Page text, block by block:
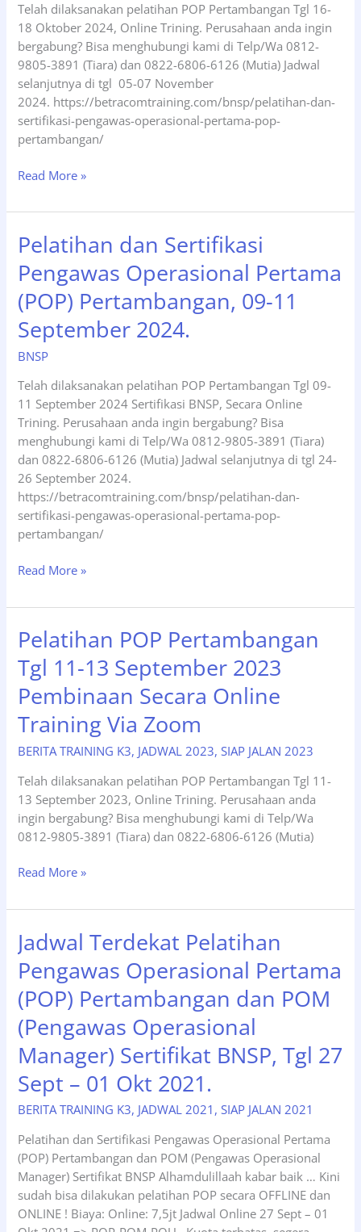
Telah dilaksanakan pelatihan POP Pertambangan Tgl 16-
18 Oktober 2024, Online Trining. Perusahaan anda ingin
bergabung? Bisa menghubungi kami di Telp/Wa 0812-
9805-3891 (Tiara) dan 0822-6806-6126 (Mutia) Jadwal
selanjutnya di tgl 05-07 November
2024. https://betracomtraining.com/bnsp/pelatihan-dan-
sertifikasi-pengawas-operasional-pertama-pop-
pertambangan/
POP
Tgl
18
Oktober
2024,
Online
Training
Read More »
Pelatihan dan Sertifikasi
Pengawas Operasional Pertama
(POP) Pertambangan, 09-11
September 2024.
BNSP
Telah dilaksanakan pelatihan POP Pertambangan Tgl 09-
11 September 2024 Sertifikasi BNSP, Secara Online
Trining. Perusahaan anda ingin bergabung? Bisa
menghubungi kami di Telp/Wa 0812-9805-3891 (Tiara)
dan 0822-6806-6126 (Mutia) Jadwal selanjutnya di tgl 24-
26 September 2024.
https://betracomtraining.com/bnsp/pelatihan-dan-
sertifikasi-pengawas-operasional-pertama-pop-
pertambangan/
Pelatihan
Sertifikasi
Operasional
Pertama
(POP)
Pertambangan,
09-
11
September
2024.
Read More »
Pelatihan POP Pertambangan
Tgl 11-13 September 2023
Pembinaan Secara Online
Training Via Zoom
BERITA TRAINING K3, JADWAL 2023,SIAP JALAN 2023
Telah dilaksanakan pelatihan POP Pertambangan Tgl 11-
13 September 2023, Online Trining. Perusahaan anda
ingin bergabung? Bisa menghubungi kami di Telp/Wa
0812-9805-3891 (Tiara) dan 0822-6806-6126 (Mutia)
Pelatihan
Pertambangan
11-
13
September
2023
Pembinaan
Secara
Online
Training
Via
Zoom
Read More »
Jadwal Terdekat Pelatihan
Pengawas Operasional Pertama
(POP) Pertambangan dan POM
(Pengawas Operasional
Manager) Sertifikat BNSP, Tgl 27
Sept – 01 Okt 2021.
BERITA TRAINING K3, JADWAL 2021 ,SIAP JALAN 2021
Pelatihan dan Sertifikasi Pengawas Operasional Pertama
(POP) Pertambangan dan POM (Pengawas Operasional
Manager) Sertifikat BNSP Alhamdulillaah kabar baik … Kini
sudah bisa dilakukan pelatihan POP secara OFFLINE dan
ONLINE ! Biaya: Online: 7,5jt Jadwal Online 27 Sept – 01